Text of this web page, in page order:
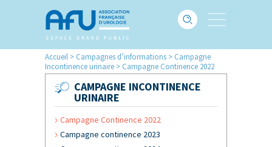
Accueil > Campagnes d’informations > Campagne
Incontinence urinaire > Campagne Continence 2022
CAMPAGNE INCONTINENCE
URINAIRE
Campagne Continence 2022
Campagne continence 2023